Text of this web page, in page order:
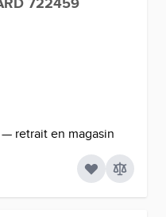
722459
retrait en magasin